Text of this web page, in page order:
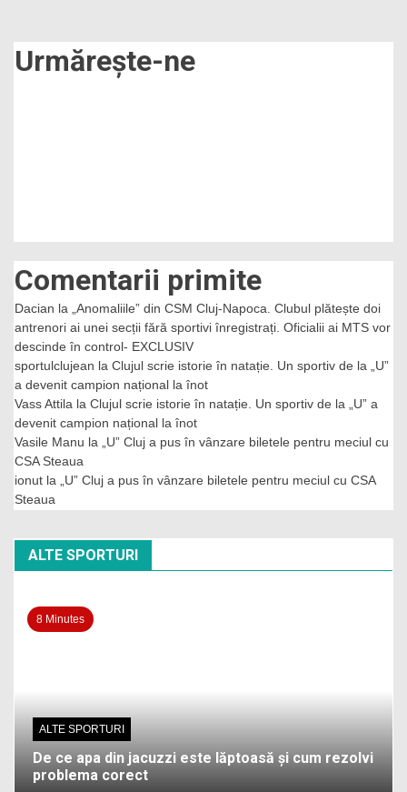
Urmărește-ne
Comentarii primite
Dacian la
„Anomaliile” din CSM Cluj-Napoca. Clubul plătește doi
antrenori ai unei secții fără sportivi înregistrați. Oficialii ai MTS vor
descinde în control- EXCLUSIV
sportulclujean la Clujul scrie istorie în natație. Un sportiv de la „U”
a devenit campion național la înot
Vass Attila la Clujul scrie istorie în natație. Un sportiv de la „U” a
devenit campion național la înot
Vasile Manu la
„U” Cluj a pus în vânzare biletele pentru meciul cu
CSA Steaua
ionut la
„U” Cluj a pus în vânzare biletele pentru meciul cu CSA
Steaua
ALTE SPORTURI
8 Minutes
ALTE SPORTURI
De ce apa din jacuzzi este lăptoasă și cum rezolvi
problema corect